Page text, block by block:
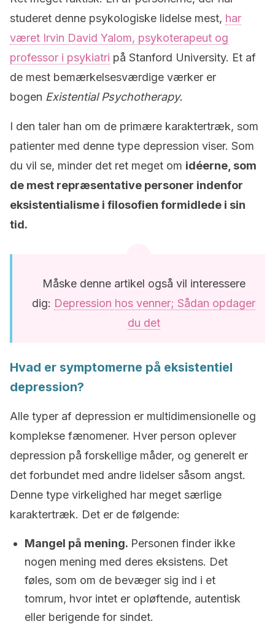
studeret denne psykologiske lidelse mest, har
været Irvin David Yalom, psykoterapeut og
professor i psykiatri på Stanford University. Et af
de mest bemærkelsesværdige værker er
bogen Existential Psychotherapy.
I den taler han om de primære karaktertræk, som
patienter med denne type depression viser. Som
du vil se, minder det ret meget om idéerne, som
de mest repræsentative personer indenfor
eksistentialisme i filosofien formidlede i sin
tid.
Måske denne artikel også vil interessere
dig: Depression hos venner; Sådan opdager
du det
Hvad er symptomerne på eksistentiel
depression?
Alle typer af depression er multidimensionelle og
komplekse fænomener. Hver person oplever
depression på forskellige måder, og generelt er
det forbundet med andre lidelser såsom angst.
Denne type virkelighed har meget særlige
karaktertræk. Det er de følgende:
Mangel på mening. Personen finder ikke
nogen mening med deres eksistens. Det
føles, som om de bevæger sig ind i et
tomrum, hvor intet er opløftende, autentisk
eller berigende for sindet.